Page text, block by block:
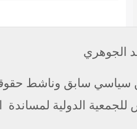
الجوهري
سابق وناشط
الدولية لمساندة